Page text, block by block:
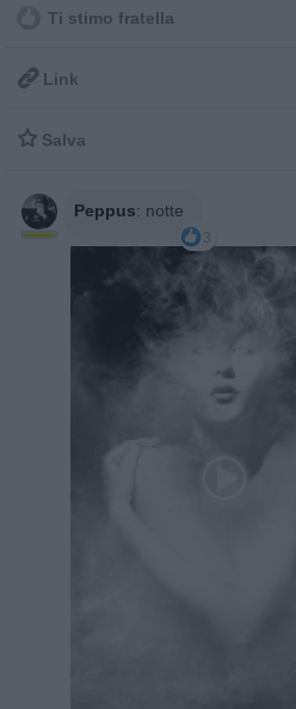
Ti stimo fratella
 Link
 Salva
Peppus: notte
3